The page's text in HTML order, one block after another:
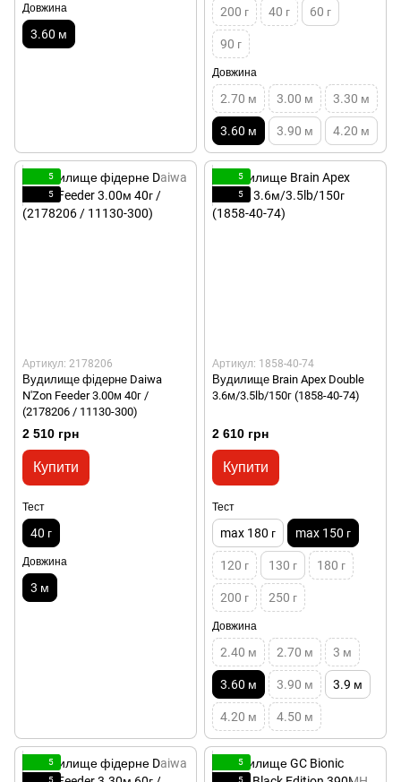
Довжина
3.60 м
200 г 40 г 60 г
90 г
Довжина
2.70 м 3.00 м 3.30 м
3.60 м 3.90 м 4.20 м
5
5
Артикул: 2178206
Вудилище фідерне Daiwa
N'Zon Feeder 3.00м 40г /
(2178206 / 11130-300)
2 510 грн
Купити
Тест
40 г
Довжина
3 м
5
5
Артикул: 1858-40-74
Вудилище Brain Apex Double
3.6м/3.5lb/150г (1858-40-74)
2 610 грн
Купити
Тест
max 180 г max 150 г
120 г 130 г 180 г
200 г 250 г
Довжина
2.40 м 2.70 м 3 м
3.60 м 3.90 м 3.9 м
4.20 м 4.50 м
5
5